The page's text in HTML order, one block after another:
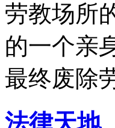
劳教场所
的一个亲
最终废除